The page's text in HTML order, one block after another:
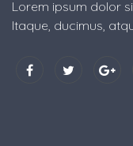
Lorem ipsum dolor
Itaque, ducimus,